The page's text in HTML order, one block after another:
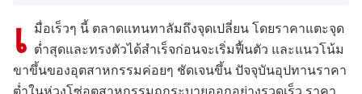
เ มื่อเร็วๆ นี้ ตลาดแทนทาลัมถึงจุดเปลี่ยน โดยราคาแตะจุด
ต่ำสุดและทรงตัวได้สำเร็จก่อนจะเริ่มฟื้นตัว และแนวโน้ม
ขาขึ้นของอุตสาหกรรมค่อยๆ ชัดเจนขึ้น ปัจจุบันอุปทานราคา